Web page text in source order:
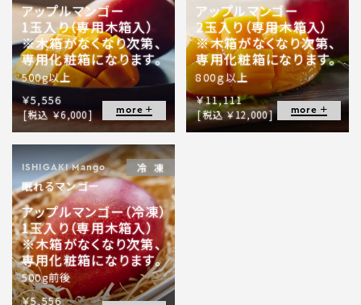
アップルマンゴー
1玉入り（専用木箱入）
※木箱がなくなり次第、
専用化粧箱になります。
500g以上
￥5,556
[税込 ￥6,000] more
アップルマンゴー
2玉入り（専用木箱入）
※木箱がなくなり次第、
専用化粧箱になります。
800ｇ以上
￥11,111
[税込 ￥12,000] more
ISHIGAKI Mango 冷凍
眠れるマンゴー
アップルマンゴー（冷凍）
1玉入り（専用木箱入）
※木箱がなくなり次第、
専用化粧箱になります。
500g前後
￥5,556